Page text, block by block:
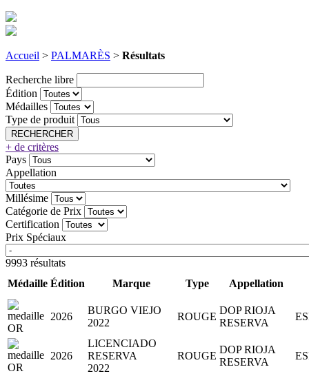
Accueil > PALMARÈS > Résultats
Recherche libre
Édition
Médailles
Type de produit
+ de critères
Pays
Appellation
Millésime
Catégorie de Prix
Certification
Prix Spéciaux
9993 résultats
Médaille Édition Marque Type Appellation
2026
BURGO VIEJO
2022
ROUGE
DOP RIOJA
RESERVA
2026
LICENCIADO
RESERVA
2022
ROUGE
DOP RIOJA
RESERVA